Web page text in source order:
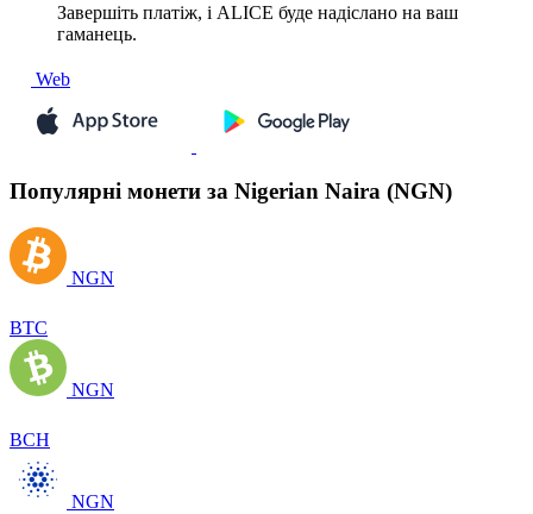
Завершіть платіж, і ALICE буде надіслано на ваш
гаманець.
Web
Популярні монети за Nigerian Naira (NGN)
NGN
BTC
NGN
BCH
NGN